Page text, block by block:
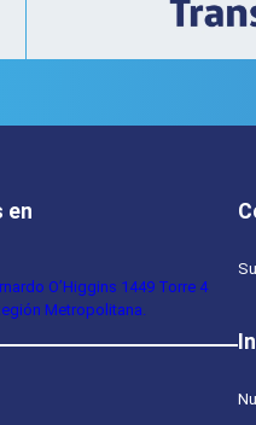
en
O’Higgins 1449 Torre 4
Metropolitana.